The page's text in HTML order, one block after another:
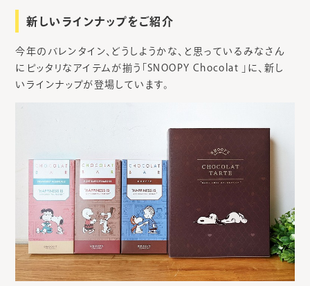
新しいラインナップをご紹介
今年のバレンタイン、どうしようかな、と思っているみなさん
にピッタリなアイテムが揃う「SNOOPY Chocolat 」に、新し
いラインナップが登場しています。